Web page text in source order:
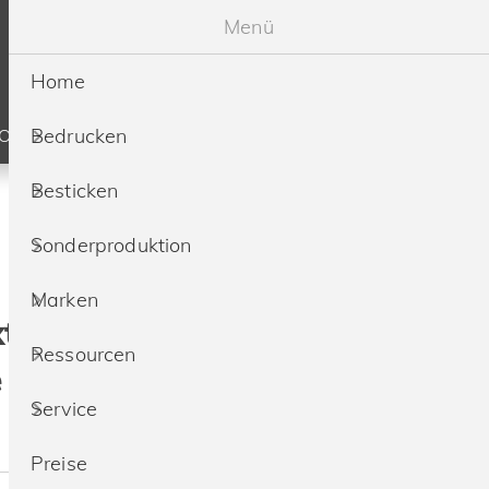
Logo
Menü
Home
Bedrucken
Besticken
Sonderproduktion
Marken
Ressourcen
Service
Preise